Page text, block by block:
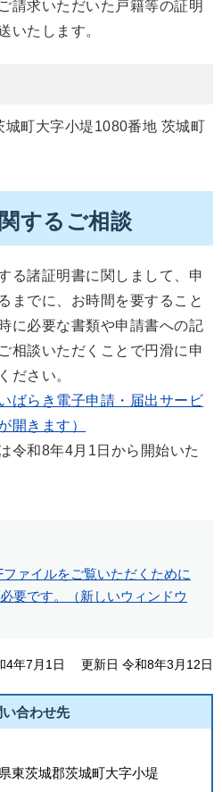
請求いただいた戸籍等の証明
いたします。
町大字小堤1080番地 茨城町
するご相談
る諸証明書に関しまして、申
までに、お時間を要すること
に必要な書類や申請書への記
相談いただくことで円滑に申
ださい。
ばらき電子申請・届出サービ
開きます）
令和8年4月1日から開始いた
ファイルをご覧いただくために
要です。（新しいウィンドウ
4年7月1日 更新日 令和8年3月12日
合わせ先
東茨城郡茨城町大字小堤